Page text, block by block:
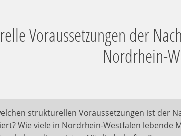
Voraussetzungen der
Nordrhein-
strukturellen Voraussetzungen ist der
Wie viele in Nordrhein-Westfalen lebende